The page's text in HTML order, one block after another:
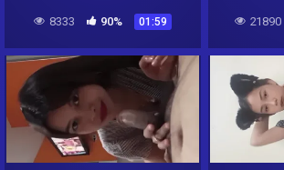
8333 90% 01:59 21890